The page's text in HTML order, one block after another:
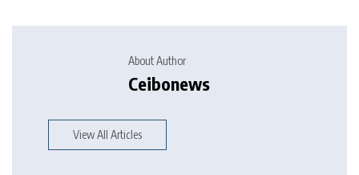
About Author
Ceibonews
View All Articles